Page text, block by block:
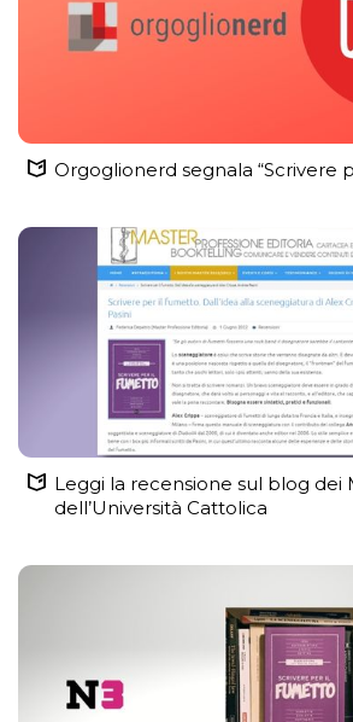
Orgoglionerd segnala “Scrivere
Leggi la recensione sul blog dei
dell’Università Cattolica